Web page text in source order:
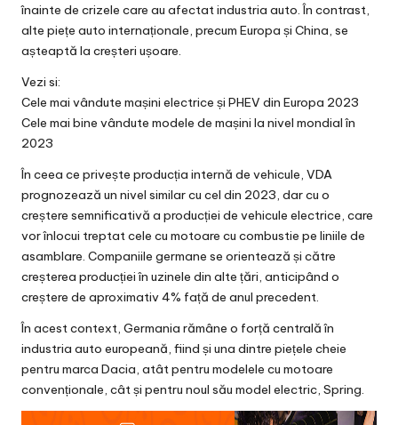
înainte de crizele care au afectat industria auto. În contrast,
alte piețe auto internaționale, precum Europa și China, se
așteaptă la creșteri ușoare.
Vezi si:
Cele mai vândute mașini electrice și PHEV din Europa 2023
Cele mai bine vândute modele de mașini la nivel mondial în
2023
În ceea ce privește producția internă de vehicule, VDA
prognozează un nivel similar cu cel din 2023, dar cu o
creștere semnificativă a producției de vehicule electrice, care
vor înlocui treptat cele cu motoare cu combustie pe liniile de
asamblare. Companiile germane se orientează și către
creșterea producției în uzinele din alte țări, anticipând o
creștere de aproximativ 4% față de anul precedent.
În acest context, Germania rămâne o forță centrală în
industria auto europeană, fiind și una dintre piețele cheie
pentru marca Dacia, atât pentru modelele cu motoare
convenționale, cât și pentru noul său model electric, Spring.